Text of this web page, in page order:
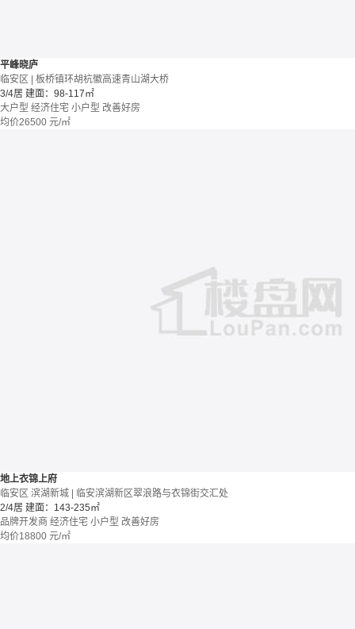
平峰晓庐
临安区 | 板桥镇环胡杭徽高速青山湖大桥
3/4居 建面：98-117㎡
大户型 经济住宅 小户型 改善好房
均价26500 元/㎡
地上衣锦上府
临安区 滨湖新城 | 临安滨湖新区翠浪路与衣锦街交汇处
2/4居 建面：143-235㎡
品牌开发商 经济住宅 小户型 改善好房
均价18800 元/㎡